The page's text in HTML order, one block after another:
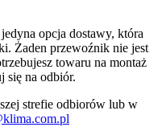
opcja dostawy, która
Żaden przewoźnik nie jest
towaru na montaż
się na odbiór.
strefie odbiorów lub w